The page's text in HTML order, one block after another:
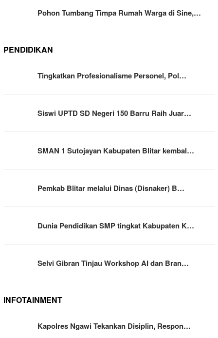
Pohon Tumbang Timpa Rumah Warga di Sine,…
PENDIDIKAN
Tingkatkan Profesionalisme Personel, Pol…
Siswi UPTD SD Negeri 150 Barru Raih Juar…
SMAN 1 Sutojayan Kabupaten Blitar kembal…
Pemkab Blitar melalui Dinas (Disnaker) B…
Dunia Pendidikan SMP tingkat Kabupaten K…
Selvi Gibran Tinjau Workshop AI dan Bran…
INFOTAINMENT
Kapolres Ngawi Tekankan Disiplin, Respon…